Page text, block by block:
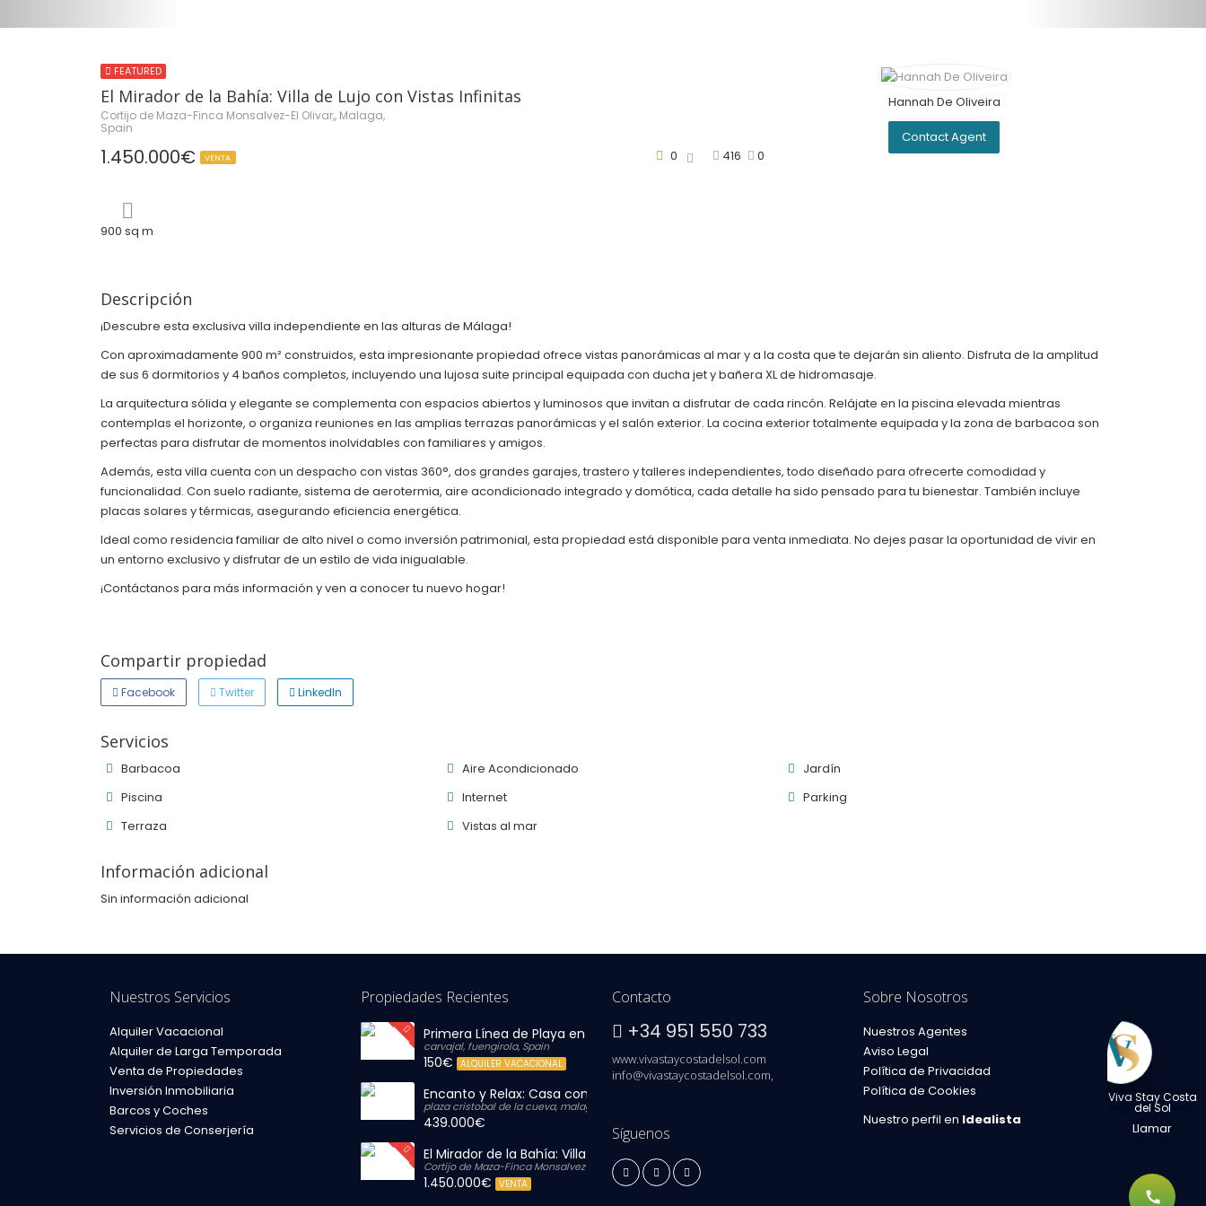
FEATURED
El Mirador de la Bahía: Villa de Lujo con Vistas Infinitas
Cortijo de Maza-Finca Monsalvez-El Olivar,, Malaga,
Spain
1.450.000€ VENTA 416 0
0
900 sq m
Hannah De Oliveira
Contact Agent
Descripción
¡Descubre esta exclusiva villa independiente en las alturas de Málaga!
Con aproximadamente 900 m² construidos, esta impresionante propiedad ofrece vistas panorámicas al mar y a la costa que te dejarán sin aliento. Disfruta de la amplitud
de sus 6 dormitorios y 4 baños completos, incluyendo una lujosa suite principal equipada con ducha jet y bañera XL de hidromasaje.
La arquitectura sólida y elegante se complementa con espacios abiertos y luminosos que invitan a disfrutar de cada rincón. Relájate en la piscina elevada mientras
contemplas el horizonte, o organiza reuniones en las amplias terrazas panorámicas y el salón exterior. La cocina exterior totalmente equipada y la zona de barbacoa son
perfectas para disfrutar de momentos inolvidables con familiares y amigos.
Además, esta villa cuenta con un despacho con vistas 360°, dos grandes garajes, trastero y talleres independientes, todo diseñado para ofrecerte comodidad y
funcionalidad. Con suelo radiante, sistema de aerotermia, aire acondicionado integrado y domótica, cada detalle ha sido pensado para tu bienestar. También incluye
placas solares y térmicas, asegurando eficiencia energética.
Ideal como residencia familiar de alto nivel o como inversión patrimonial, esta propiedad está disponible para venta inmediata. No dejes pasar la oportunidad de vivir en
un entorno exclusivo y disfrutar de un estilo de vida inigualable.
¡Contáctanos para más información y ven a conocer tu nuevo hogar!
Compartir propiedad
Facebook Twitter LinkedIn
Servicios
Barbacoa Aire Acondicionado
Jardín
Piscina
Internet
Parking
Terraza
Vistas al mar
Información adicional
Sin información adicional
Nuestros Servicios
Alquiler Vacacional
Alquiler de Larga Temporada
Venta de Propiedades
Inversión Inmobiliaria
Barcos y Coches
Servicios de Conserjería
Propiedades Recientes
Primera Línea de Playa en Carvajal: Vistas al Mar y Parking Incluido
carvajal, fuengirola, Spain
150€ ALQUILER VACACIONAL
Encanto y Relax: Casa con Gran Solárium Privado
plaza cristobal de la cueva, malaga, Spain
439.000€
El Mirador de la Bahía: Villa de Lujo con Vistas Infinitas
Cortijo de Maza-Finca Monsalvez-El Olivar,, Malaga, Spain
1.450.000€ VENTA
Contacto
+34 951 550 733
www.vivastaycostadelsol.com
info@vivastaycostadelsol.com,
Síguenos
Sobre Nosotros
Nuestros Agentes
Aviso Legal
Política de Privacidad
Política de Cookies
Nuestro perfil en Idealista
Viva Stay Costa
del Sol
Llamar